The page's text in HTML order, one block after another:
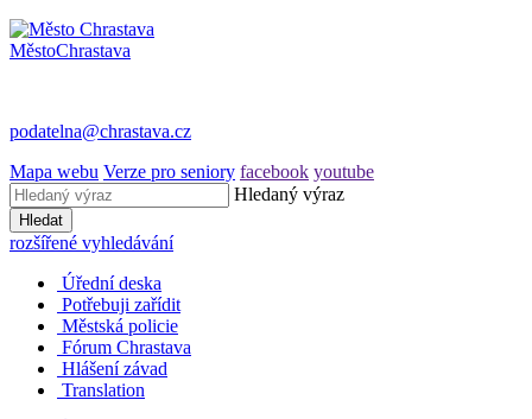
MěstoChrastava
podatelna@chrastava.cz
Mapa webu Verze pro seniory facebook youtube
Hledaný výraz
Hledat
rozšířené vyhledávání
Úřední deska
Potřebuji zařídit
Městská policie
Fórum Chrastava
Hlášení závad
Translation